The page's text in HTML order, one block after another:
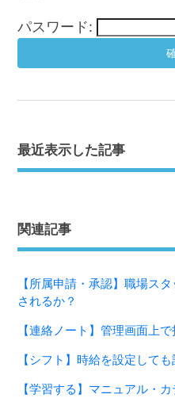
パスワード:
最近表示した記事
関連記事
【所属申請・承認】職場ス
されるか？
【連絡ノート】管理画面上
【シフト】時給を設定して
【学習する】マニュアル・